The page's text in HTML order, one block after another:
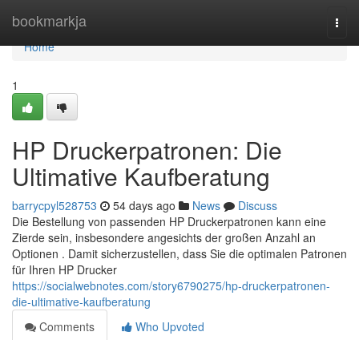
bookmarkja
Home
Home
1
HP Druckerpatronen: Die
Ultimative Kaufberatung
barrycpyl528753 54 days ago News
Discuss
Die Bestellung von passenden HP Druckerpatronen kann eine
Zierde sein, insbesondere angesichts der großen Anzahl an
Optionen . Damit sicherzustellen, dass Sie die optimalen Patronen
für Ihren HP Drucker
https://socialwebnotes.com/story6790275/hp-druckerpatronen-
die-ultimative-kaufberatung
Comments
Who Upvoted